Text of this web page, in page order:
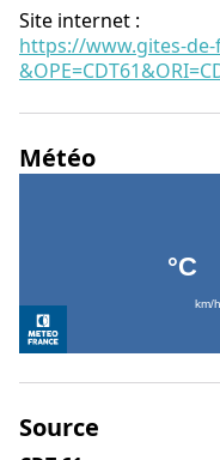
Site internet :
https://www.gites-
Météo
Source